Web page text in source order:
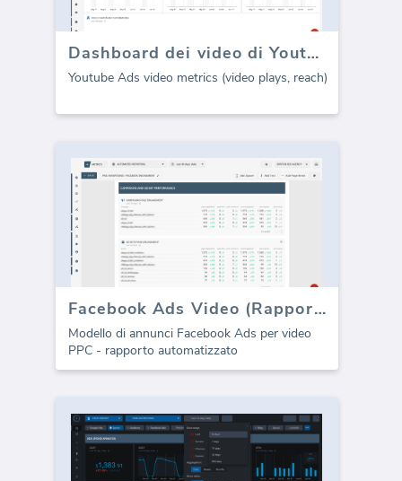
Dashboard dei video di Youtube (Google ads)
Youtube Ads video metrics (video plays, reach)
Facebook Ads Video (Rapporto)
Modello di annunci Facebook Ads per video
PPC - rapporto automatizzato